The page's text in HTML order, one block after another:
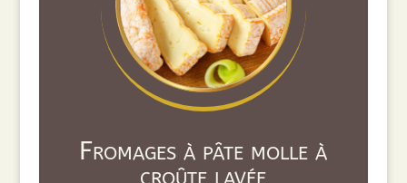
Fromages à pâte molle à
croûte lavée